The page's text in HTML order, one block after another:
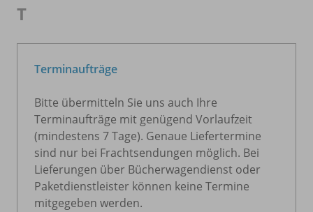
T
Terminaufträge
Bitte übermitteln Sie uns auch Ihre
Terminaufträge mit genügend Vorlaufzeit
(mindestens 7 Tage). Genaue Liefertermine
sind nur bei Frachtsendungen möglich. Bei
Lieferungen über Bücherwagendienst oder
Paketdienstleister können keine Termine
mitgegeben werden.